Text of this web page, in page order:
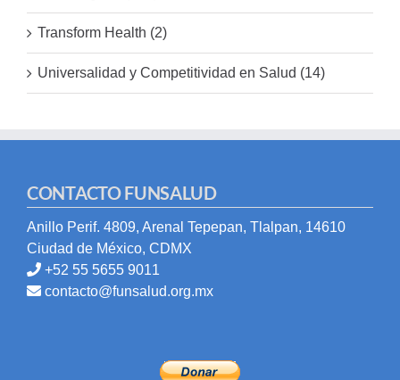
Transform Health (2)
Universalidad y Competitividad en Salud (14)
CONTACTO FUNSALUD
Anillo Perif. 4809, Arenal Tepepan, Tlalpan, 14610
Ciudad de México, CDMX
+52 55 5655 9011
contacto@funsalud.org.mx